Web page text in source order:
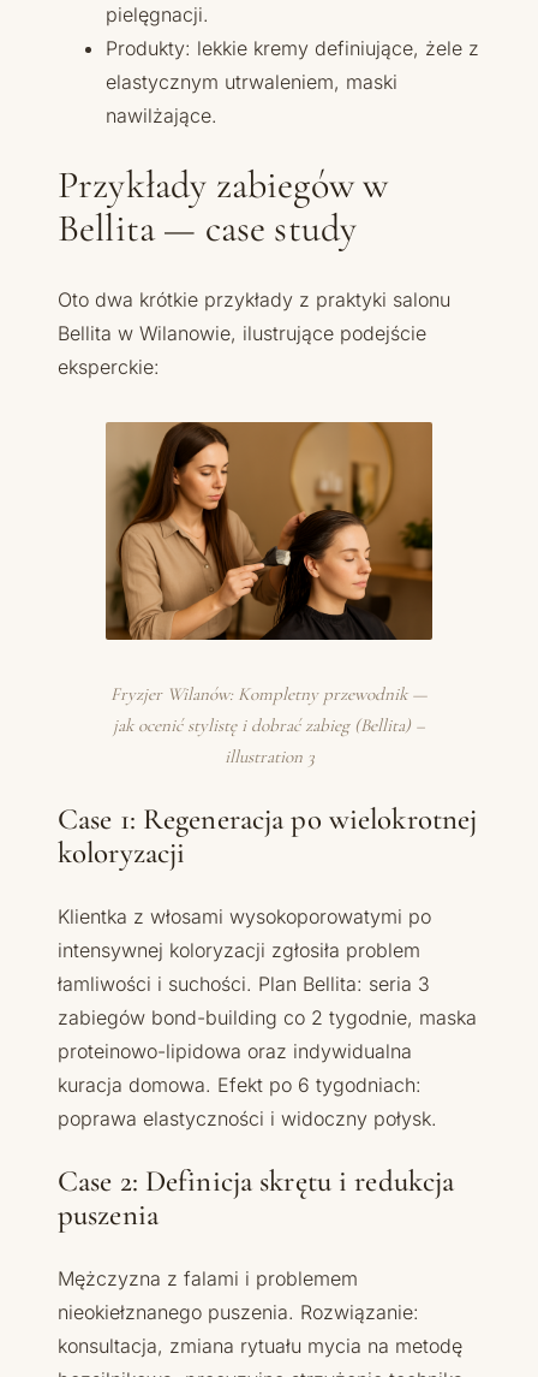
pielęgnacji.
Produkty: lekkie kremy definiujące, żele z
elastycznym utrwaleniem, maski
nawilżające.
Przykłady zabiegów w
Bellita — case study
Oto dwa krótkie przykłady z praktyki salonu
Bellita w Wilanowie, ilustrujące podejście
eksperckie:
Fryzjer Wilanów: Kompletny przewodnik —
jak ocenić stylistę i dobrać zabieg (Bellita) –
illustration 3
Case 1: Regeneracja po wielokrotnej
koloryzacji
Klientka z włosami wysokoporowatymi po
intensywnej koloryzacji zgłosiła problem
łamliwości i suchości. Plan Bellita: seria 3
zabiegów bond-building co 2 tygodnie, maska
proteinowo-lipidowa oraz indywidualna
kuracja domowa. Efekt po 6 tygodniach:
poprawa elastyczności i widoczny połysk.
Case 2: Definicja skrętu i redukcja
puszenia
Mężczyzna z falami i problemem
nieokiełznanego puszenia. Rozwiązanie:
konsultacja, zmiana rytuału mycia na metodę